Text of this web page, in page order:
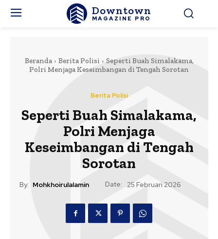
Downtown
MAGAZINE PRO
Beranda Berita Polisi
Seperti Buah Simalakama,
Polri Menjaga Keseimbangan di Tengah Sorotan
Berita Polisi
Seperti Buah Simalakama,
Polri Menjaga
Keseimbangan di Tengah
Sorotan
By: Mohkhoirulalamin Date: 25 Februari 2026